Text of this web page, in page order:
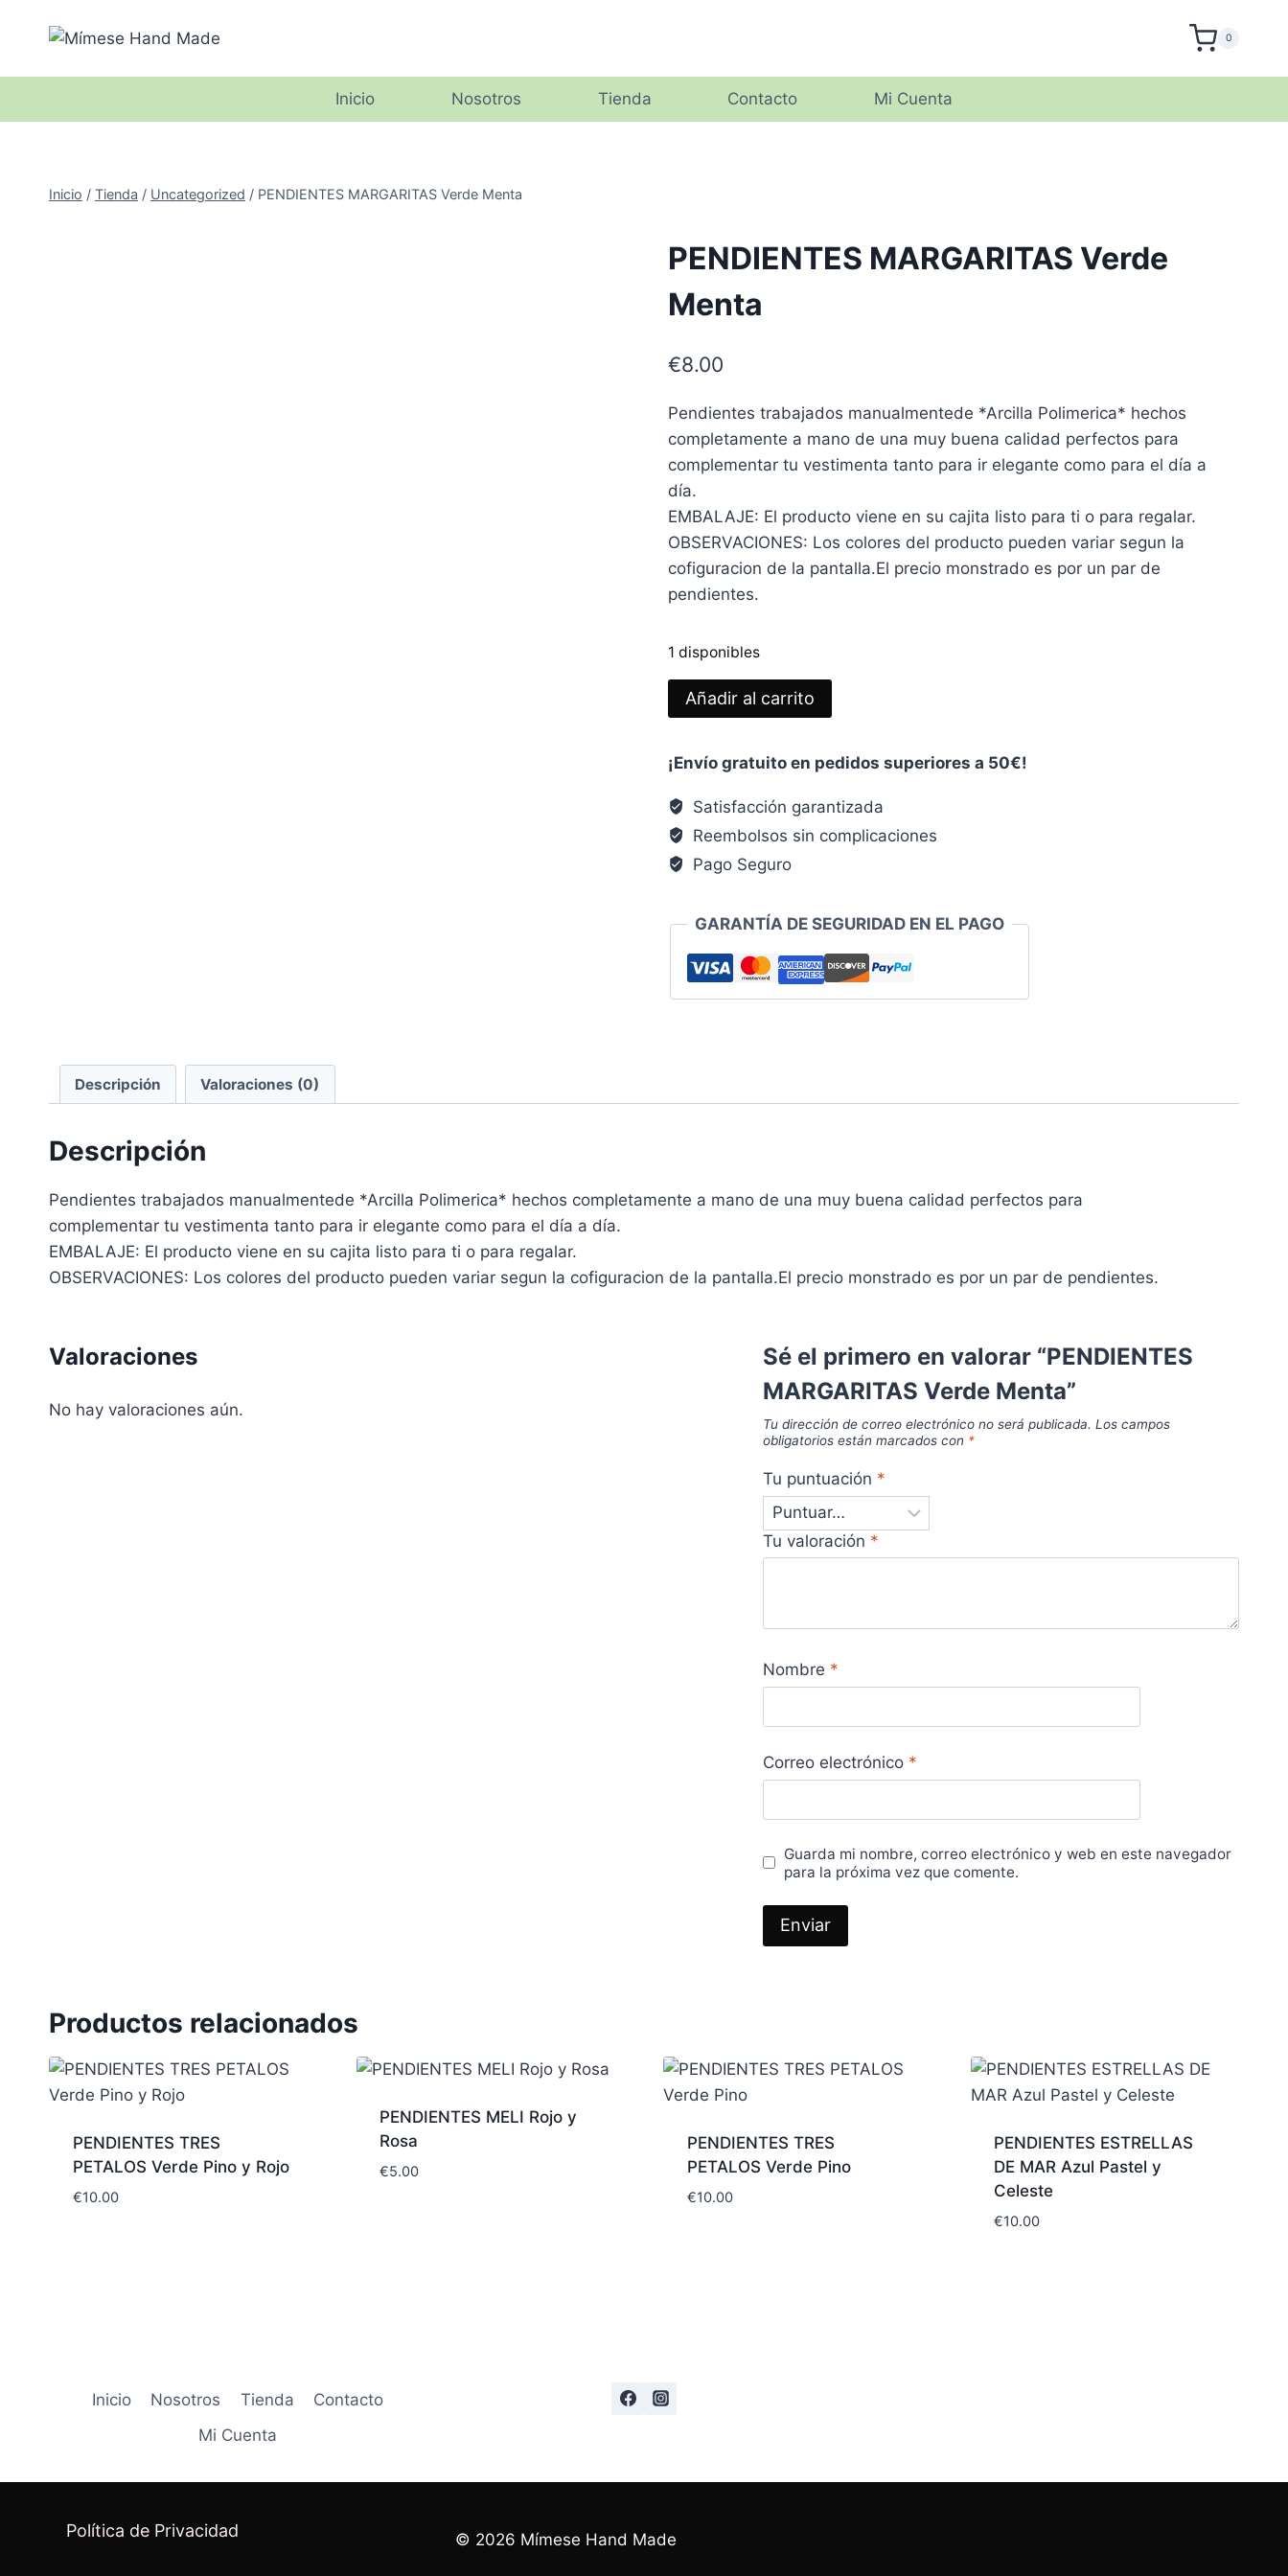
0
Inicio Nosotros Tienda Contacto Mi Cuenta
Inicio / Tienda / Uncategorized / PENDIENTES MARGARITAS Verde Menta
PENDIENTES MARGARITAS Verde
Menta
€8.00
Pendientes trabajados manualmentede *Arcilla Polimerica* hechos
completamente a mano de una muy buena calidad perfectos para
complementar tu vestimenta tanto para ir elegante como para el día a
día.
EMBALAJE: El producto viene en su cajita listo para ti o para regalar.
OBSERVACIONES: Los colores del producto pueden variar segun la
cofiguracion de la pantalla.El precio monstrado es por un par de
pendientes.
1 disponibles
PENDIENTES
MARGARITAS
Menta
cantidad
Añadir al carrito
¡Envío gratuito en pedidos superiores a 50€!
Satisfacción garantizada
Reembolsos sin complicaciones
Pago Seguro
GARANTÍA DE SEGURIDAD EN EL PAGO
Descripción Valoraciones (0)
Descripción
Pendientes trabajados manualmentede *Arcilla Polimerica* hechos completamente a mano de una muy buena calidad perfectos para
complementar tu vestimenta tanto para ir elegante como para el día a día.
EMBALAJE: El producto viene en su cajita listo para ti o para regalar.
OBSERVACIONES: Los colores del producto pueden variar segun la cofiguracion de la pantalla.El precio monstrado es por un par de pendientes.
Valoraciones
No hay valoraciones aún.
Sé el primero en valorar “PENDIENTES
MARGARITAS Verde Menta”
Tu dirección de correo electrónico no será publicada. Los campos
obligatorios están marcados con *
Tu puntuación *
Tu valoración *
Nombre *
Correo electrónico *
Guarda mi nombre, correo electrónico y web en este navegador
para la próxima vez que comente.
Productos relacionados
PENDIENTES TRES
PETALOS Verde Pino y Rojo
€10.00
PENDIENTES MELI Rojo y
Rosa
€5.00
PENDIENTES TRES
PETALOS Verde Pino
€10.00
PENDIENTES ESTRELLAS
DE MAR Azul Pastel y
Celeste
€10.00
Inicio Nosotros Tienda
Contacto
Mi Cuenta
Política de Privacidad © 2026 Mímese Hand Made